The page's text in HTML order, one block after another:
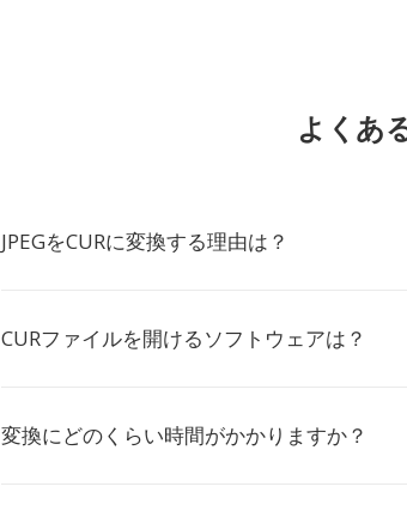
よくあ
JPEGをCURに変換する理由は？
CURファイルを開けるソフトウェアは？
変換にどのくらい時間がかかりますか？